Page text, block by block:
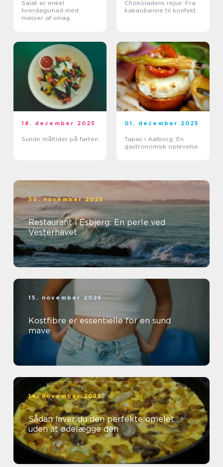
Salat er enkel
hverdagsmad med
masser af smag
Chokoladens rejse: Fra
kakaobønne til konfekt
18. december 2025
Sunde måltider på farten
01. december 2025
Tapas i Aalborg: En
gastronomisk oplevelse
30. november 2025
Restaurant i Esbjerg: En perle ved
Vesterhavet
15. november 2025
Kostfibre er essentielle for en sund
mave
14. november 2025
Sådan laver du den perfekte omelet
uden at ødelægge den